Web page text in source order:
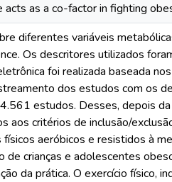
as a co-factor in fighting
diferentes variáveis
Os descritores utilizados
foi realizada baseada
dos estudos com os
estudos. Desses, depois
critérios de inclusão/
aeróbicos e resistidos à
crianças e adolescentes
da prática. O exercício físico,